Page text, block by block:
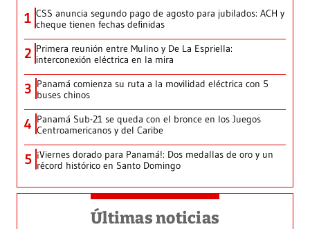
1 CSS anuncia segundo pago de agosto para jubilados: ACH y
cheque tienen fechas definidas
2 Primera reunión entre Mulino y De La Espriella:
interconexión eléctrica en la mira
3 Panamá comienza su ruta a la movilidad eléctrica con 5
buses chinos
4 Panamá Sub-21 se queda con el bronce en los Juegos
Centroamericanos y del Caribe
5 ¡Viernes dorado para Panamá!: Dos medallas de oro y un
récord histórico en Santo Domingo
Últimas noticias